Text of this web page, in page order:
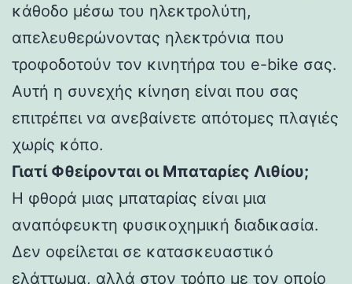
κάθοδο μέσω του ηλεκτρολύτη,
απελευθερώνοντας ηλεκτρόνια που
τροφοδοτούν τον κινητήρα του e-bike σας.
Αυτή η συνεχής κίνηση είναι που σας
επιτρέπει να ανεβαίνετε απότομες πλαγιές
χωρίς κόπο.
Γιατί Φθείρονται οι Μπαταρίες Λιθίου;
Η φθορά μιας μπαταρίας είναι μια
αναπόφευκτη φυσικοχημική διαδικασία.
Δεν οφείλεται σε κατασκευαστικό
ελάττωμα, αλλά στον τρόπο με τον οποίο